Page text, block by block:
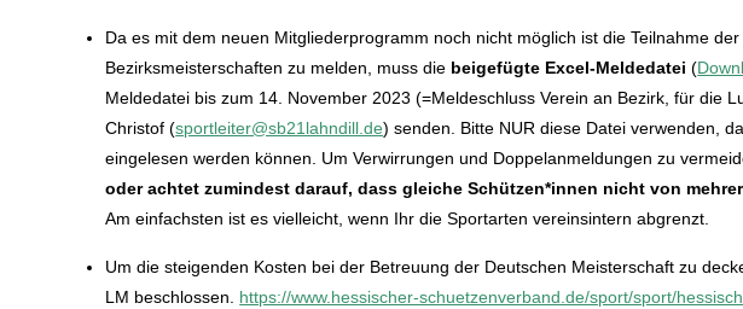
Da es mit dem neuen Mitgliederprogramm noch nicht möglich ist die Teilnahme
Bezirksmeisterschaften zu melden, muss die beigefügte Excel-Meldedatei (
Meldedatei bis zum 14. November 2023 (=Meldeschluss Verein an Bezirk, für die
Christof (sportleiter@sb21lahndill.de) senden. Bitte NUR diese Datei verwenden,
eingelesen werden können. Um Verwirrungen und Doppelanmeldungen zu
oder achtet zumindest darauf, dass gleiche Schützen*innen nicht von
Am einfachsten ist es vielleicht, wenn Ihr die Sportarten vereinsintern abgrenzt.
Um die steigenden Kosten bei der Betreuung der Deutschen Meisterschaft zu
LM beschlossen. https://www.hessischer-schuetzenverband.de/sport/sport/